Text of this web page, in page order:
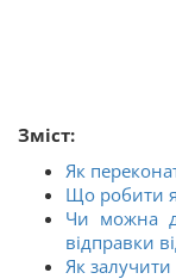
Зміст:
Як
Що робити
Чи можна
відправки
Як залучити